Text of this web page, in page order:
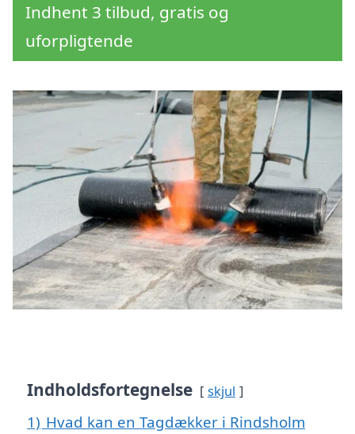
Indhent 3 tilbud, gratis og
uforpligtende
Indholdsfortegnelse skjul
1) Hvad kan en Tagdækker i Rindsholm